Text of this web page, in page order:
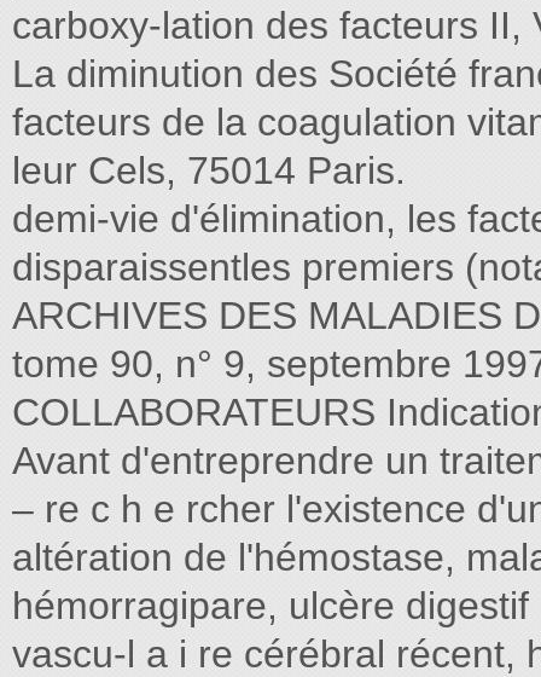
carboxy-lation des facteurs
La diminution des Société
facteurs de la coagulation
leur Cels, 75014 Paris.
demi-vie d'élimination, les
disparaissentles premiers
ARCHIVES DES MALADIES
tome 90, n° 9, septembre
COLLABORATEURS
Avant d'entreprendre un
– re c h e rcher l'existence
altération de l'hémostase,
hémorragipare, ulcère
vascu-l a i re cérébral récent,